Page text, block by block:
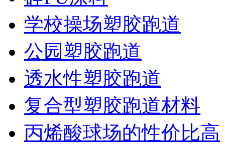
学校操场塑胶跑道
公园塑胶跑道
透水性塑胶跑道
复合型塑胶跑道材料
丙烯酸球场的性价比高